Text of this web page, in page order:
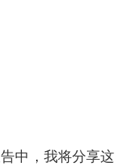
中，我将分享这